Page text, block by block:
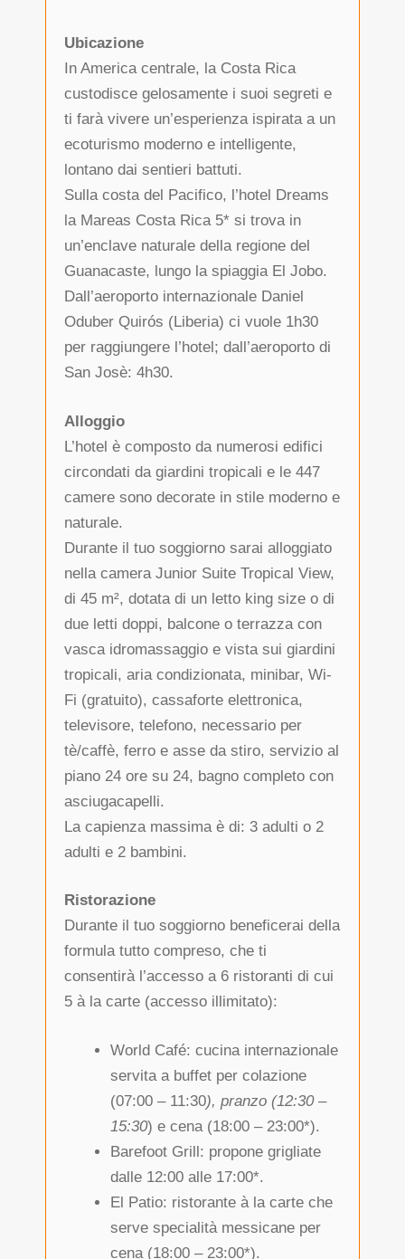
Ubicazione
In America centrale, la Costa Rica
custodisce gelosamente i suoi segreti e
ti farà vivere un’esperienza ispirata a un
ecoturismo moderno e intelligente,
lontano dai sentieri battuti.
Sulla costa del Pacifico, l’hotel Dreams
la Mareas Costa Rica 5* si trova in
un’enclave naturale della regione del
Guanacaste, lungo la spiaggia El Jobo.
Dall’aeroporto internazionale Daniel
Oduber Quirós (Liberia) ci vuole 1h30
per raggiungere l’hotel; dall’aeroporto di
San Josè: 4h30.
Alloggio
L’hotel è composto da numerosi edifici
circondati da giardini tropicali e le 447
camere sono decorate in stile moderno e
naturale.
Durante il tuo soggiorno sarai alloggiato
nella camera Junior Suite Tropical View,
di 45 m², dotata di un letto king size o di
due letti doppi, balcone o terrazza con
vasca idromassaggio e vista sui giardini
tropicali, aria condizionata, minibar, Wi-
Fi (gratuito), cassaforte elettronica,
televisore, telefono, necessario per
tè/caffè, ferro e asse da stiro, servizio al
piano 24 ore su 24, bagno completo con
asciugacapelli.
La capienza massima è di: 3 adulti o 2
adulti e 2 bambini.
Ristorazione
Durante il tuo soggiorno beneficerai della
formula tutto compreso, che ti
consentirà l’accesso a 6 ristoranti di cui
5 à la carte (accesso illimitato):
World Café: cucina internazionale
servita a buffet per colazione
(07:00 – 11:30), pranzo (12:30 –
15:30) e cena (18:00 – 23:00*).
Barefoot Grill: propone grigliate
dalle 12:00 alle 17:00*.
El Patio: ristorante à la carte che
serve specialità messicane per
cena (18:00 – 23:00*).